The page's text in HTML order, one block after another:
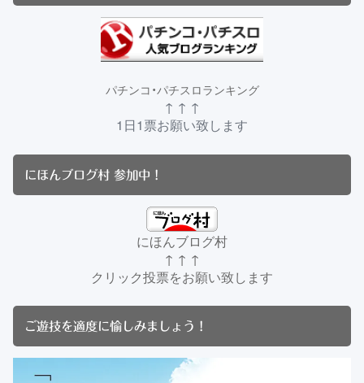
パチンコ・パチスロランキング
↑ ↑ ↑
1日1票お願い致します
にほんブログ村 参加中！
にほんブログ村
↑ ↑ ↑
クリック投票をお願い致します
ご遊技を適度に愉しみましょう！